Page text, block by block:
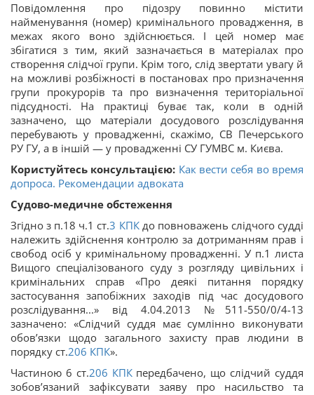
Повідомлення про підозру повинно містити
найменування (номер) кримінального провадження, в
межах якого воно здійснюється. І цей номер має
збігатися з тим, який зазначається в матеріалах про
створення слідчої групи. Крім того, слід звертати увагу й
на можливі розбіжності в постановах про призначення
групи прокурорів та про визначення територіальної
підсудності. На практиці буває так, коли в одній
зазначено, що матеріали досудового розслідування
перебувають у провадженні, скажімо, СВ Печерського
РУ ГУ, а в іншій — у провадженні СУ ГУМВС м. Києва.
Користуйтесь консультацією: Как вести себя во время
допроса. Рекомендации адвоката
Судово-медичне обстеження
Згідно з п.18 ч.1 ст.3 КПКдо повноважень слідчого судді
належить здійснення контролю за дотриманням прав і
свобод осіб у кримінальному провадженні. У п.1 листа
Вищого спеціалізованого суду з розгляду цивільних і
кримінальних справ «Про деякі питання порядку
застосування запобіжних заходів під час досудового
розслідування...» від 4.04.2013 №511-550/0/4-13
зазначено: «Слідчий суддя має сумлінно виконувати
обов’язки щодо загального захисту прав людини в
порядку ст.206 КПК».
Частиною 6 ст.206 КПКпередбачено, що слідчий суддя
зобов’язаний зафіксувати заяву про насильство та